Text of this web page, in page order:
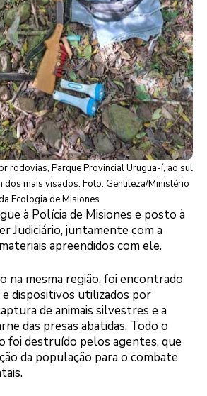
rodovias, Parque Provincial Urugua-í, ao sul
dos mais visados. Foto: Gentileza/Ministério
Ecologia de Misiones
à Polícia de Misiones e posto à
Judiciário, juntamente com a
apreendidos com ele.
na mesma região, foi encontrado
dispositivos utilizados por
de animais silvestres e a
das presas abatidas. Todo o
foi destruído pelos agentes, que
da população para o combate